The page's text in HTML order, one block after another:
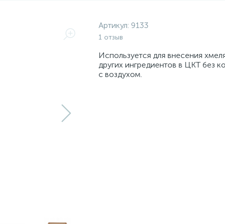
Артикул: 9133
1 отзыв
Используется для внесения
других ингредиентов в ЦКТ без
с воздухом.